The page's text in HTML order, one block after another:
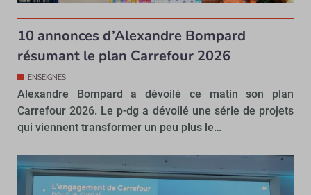
10 annonces d’Alexandre Bompard
résumant le plan Carrefour 2026
ENSEIGNES
Alexandre Bompard a dévoilé ce matin son plan
Carrefour 2026. Le p-dg a dévoilé une série de projets
qui viennent transformer un peu plus le…